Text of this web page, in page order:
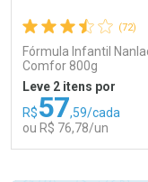
(72)
Fórmula Infantil
Comfor 800g
Leve 2 itens por
R$57,59/cada
ou R$ 76,78/un